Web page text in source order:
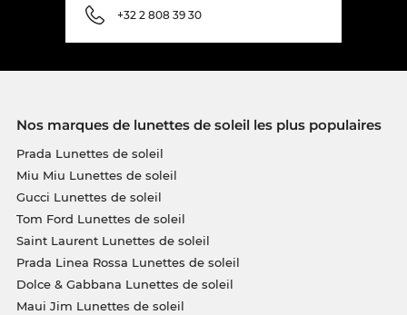
+32 2 808 39 30
Nos marques de lunettes de soleil les plus populaires
Prada Lunettes de soleil
Miu Miu Lunettes de soleil
Gucci Lunettes de soleil
Tom Ford Lunettes de soleil
Saint Laurent Lunettes de soleil
Prada Linea Rossa Lunettes de soleil
Dolce & Gabbana Lunettes de soleil
Maui Jim Lunettes de soleil